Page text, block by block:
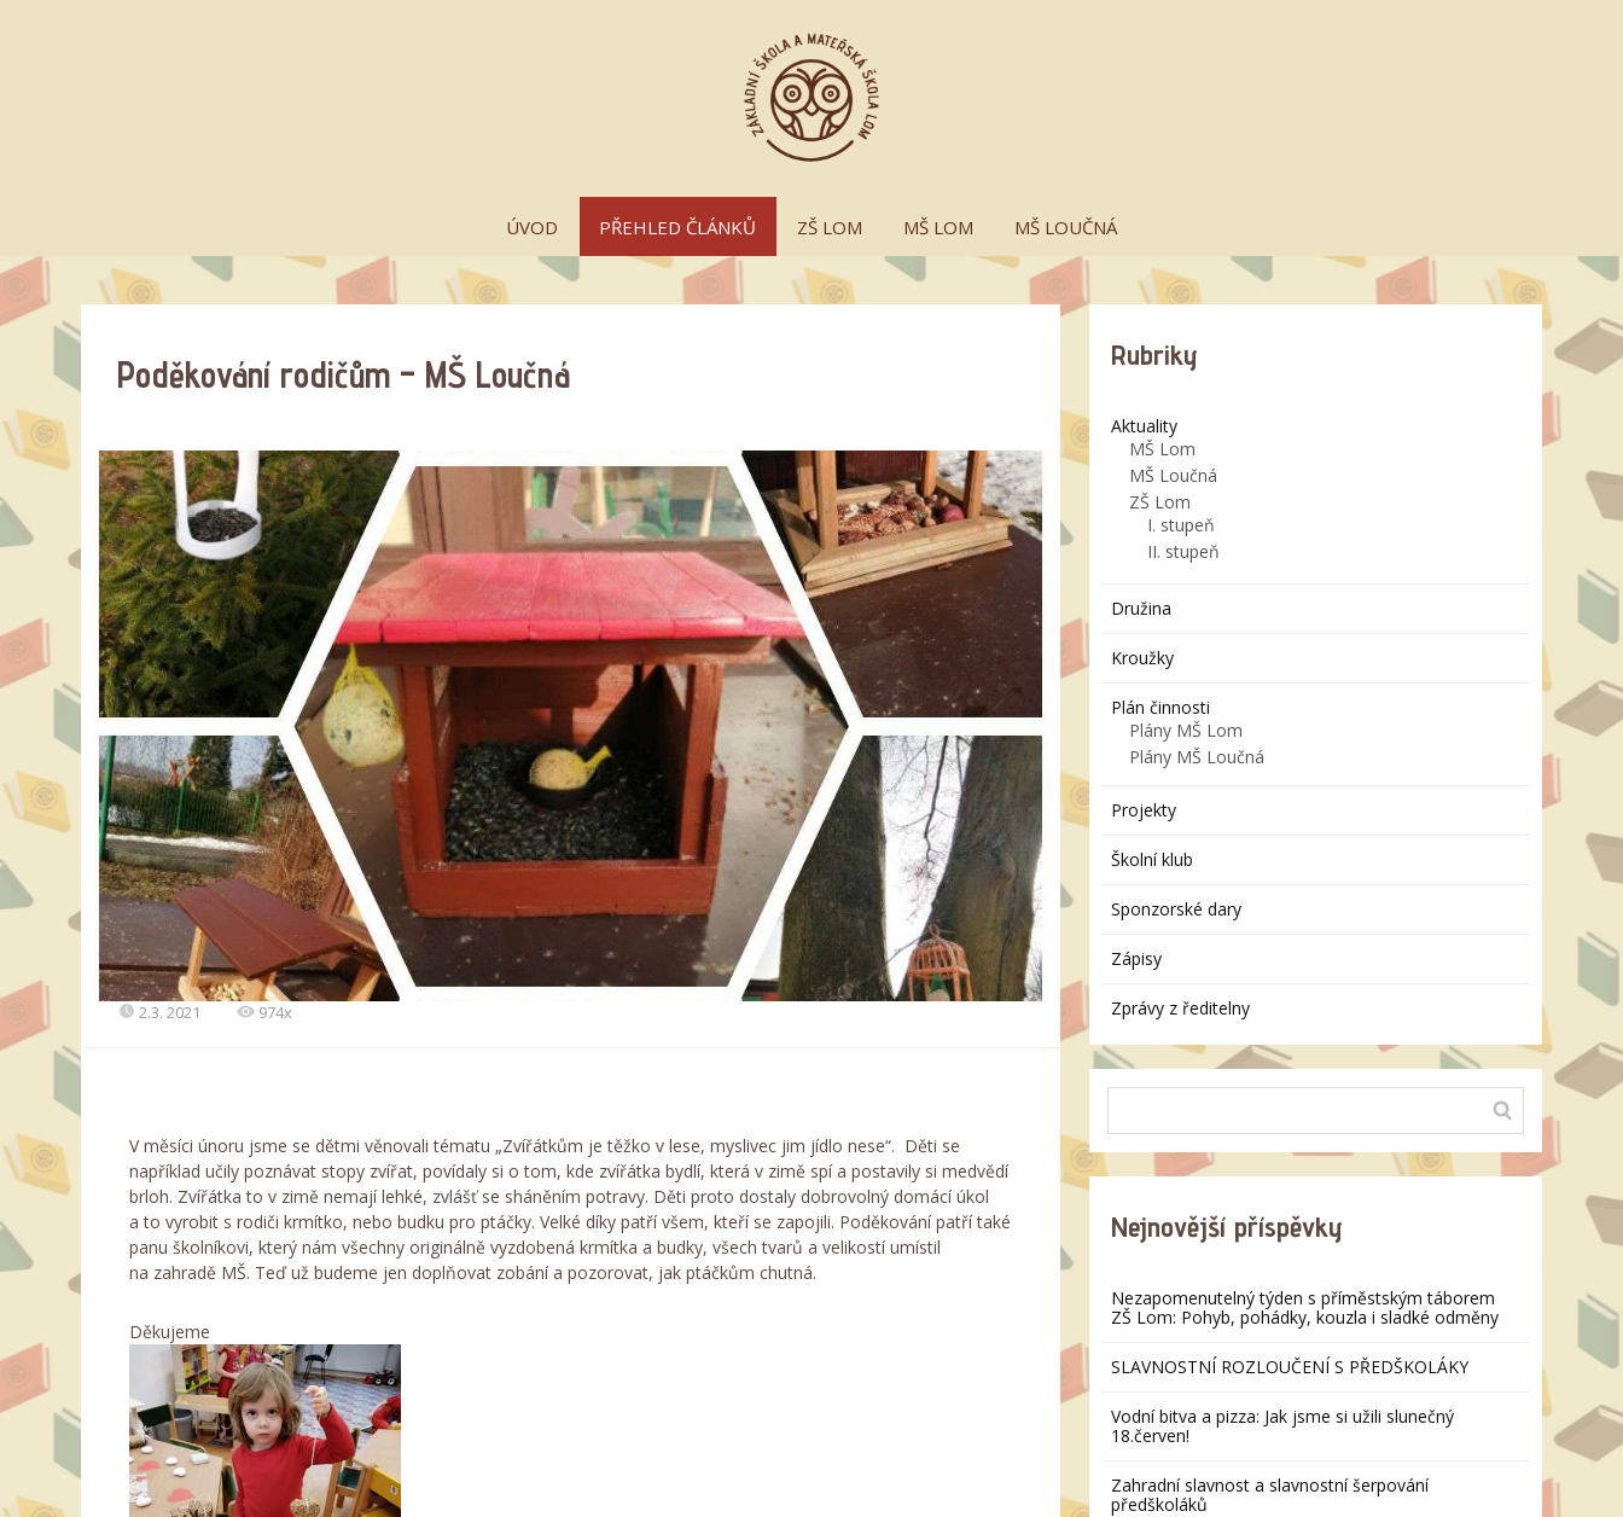
ÚVOD PŘEHLED ČLÁNKŮ ZŠ LOM MŠ LOM MŠ LOUČNÁ
Poděkování rodičům – MŠ Loučná
2.3. 2021 974x
V měsíci únoru jsme se dětmi věnovali tématu „Zvířátkům je těžko v lese, myslivec jim jídlo nese“. Děti se
například učily poznávat stopy zvířat, povídaly si o tom, kde zvířátka bydlí, která v zimě spí a postavily si medvědí
brloh. Zvířátka to v zimě nemají lehké, zvlášť se sháněním potravy. Děti proto dostaly dobrovolný domácí úkol
a to vyrobit s rodiči krmítko, nebo budku pro ptáčky. Velké díky patří všem, kteří se zapojili. Poděkování patří také
panu školníkovi, který nám všechny originálně vyzdobená krmítka a budky, všech tvarů a velikostí umístil
na zahradě MŠ. Teď už budeme jen doplňovat zobání a pozorovat, jak ptáčkům chutná.
Děkujeme
Rubriky
Aktuality
MŠ Lom
MŠ Loučná
ZŠ Lom
I. stupeň
II. stupeň
Družina
Kroužky
Plán činnosti
Plány MŠ Lom
Plány MŠ Loučná
Projekty
Školní klub
Sponzorské dary
Zápisy
Zprávy z ředitelny
Nejnovější příspěvky
Nezapomenutelný týden s příměstským táborem
ZŠ Lom: Pohyb, pohádky, kouzla i sladké odměny
SLAVNOSTNÍ ROZLOUČENÍ S PŘEDŠKOLÁKY
Vodní bitva a pizza: Jak jsme si užili slunečný
18.červen!
Zahradní slavnost a slavnostní šerpování
předškoláků